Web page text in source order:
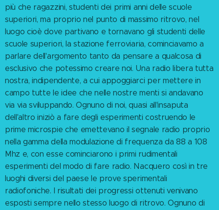
più che ragazzini, studenti dei primi anni delle scuole
superiori, ma proprio nel punto di massimo ritrovo, nel
luogo cioè dove partivano e tornavano gli studenti delle
scuole superiori, la stazione ferroviaria, cominciavamo a
parlare dell'argomento tanto da pensare a qualcosa di
esclusivo che potessimo creare noi. Una radio libera tutta
nostra, indipendente, a cui appoggiarci per mettere in
campo tutte le idee che nelle nostre menti si andavano
via via sviluppando. Ognuno di noi, quasi all'insaputa
dell'altro iniziò a fare degli esperimenti costruendo le
prime microspie che emettevano il segnale radio proprio
nella gamma della modulazione di frequenza da 88 a 108
Mhz e, con esse cominciarono i primi rudimentali
esperimenti del modo di fare radio. Nacquero così in tre
luoghi diversi del paese le prove sperimentali
radiofoniche. I risultati dei progressi ottenuti venivano
esposti sempre nello stesso luogo di ritrovo. Ognuno di